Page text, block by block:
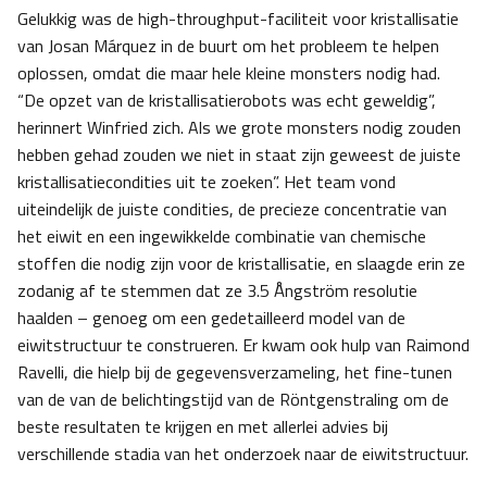
Gelukkig was de high-throughput-faciliteit voor kristallisatie
van Josan Márquez in de buurt om het probleem te helpen
oplossen, omdat die maar hele kleine monsters nodig had.
“De opzet van de kristallisatierobots was echt geweldig”,
herinnert Winfried zich. Als we grote monsters nodig zouden
hebben gehad zouden we niet in staat zijn geweest de juiste
kristallisatiecondities uit te zoeken”. Het team vond
uiteindelijk de juiste condities, de precieze concentratie van
het eiwit en een ingewikkelde combinatie van chemische
stoffen die nodig zijn voor de kristallisatie, en slaagde erin ze
zodanig af te stemmen dat ze 3.5 Ångström resolutie
haalden – genoeg om een gedetailleerd model van de
eiwitstructuur te construeren. Er kwam ook hulp van Raimond
Ravelli, die hielp bij de gegevensverzameling, het fine-tunen
van de van de belichtingstijd van de Röntgenstraling om de
beste resultaten te krijgen en met allerlei advies bij
verschillende stadia van het onderzoek naar de eiwitstructuur.